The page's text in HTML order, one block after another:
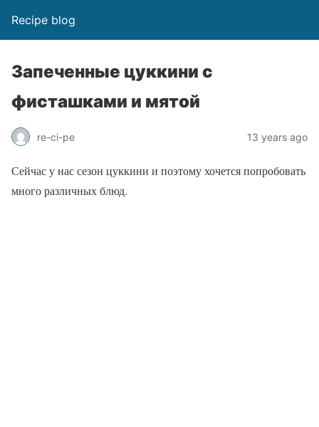
Recipe blog
Запеченные цуккини с
фисташками и мятой
re-ci-pe 13 years ago
Сейчас у нас сезон цуккини и поэтому хочется попробовать
много различных блюд.